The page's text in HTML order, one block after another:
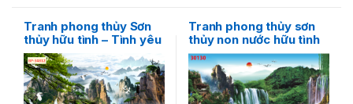
Tranh phong thủy Sơn
thủy hữu tình – Tình yêu
và sự tự do của thiên
nhiên
Tranh phong thủy sơn
thủy non nước hữu tình